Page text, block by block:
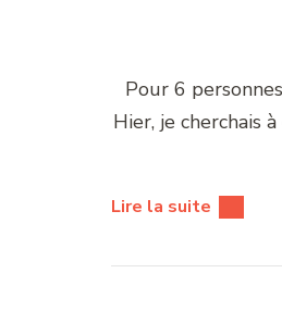
Pour 6
Hier, je cherchais
Lire la suite